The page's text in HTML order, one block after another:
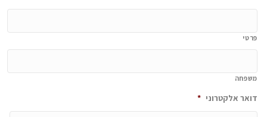
פרטי
משפחה
דואר אלקטרוני *